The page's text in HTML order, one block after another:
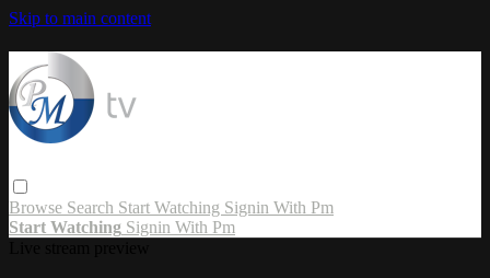
Skip to main content
Browse Search Start Watching Signin With Pm
Start Watching Signin With Pm